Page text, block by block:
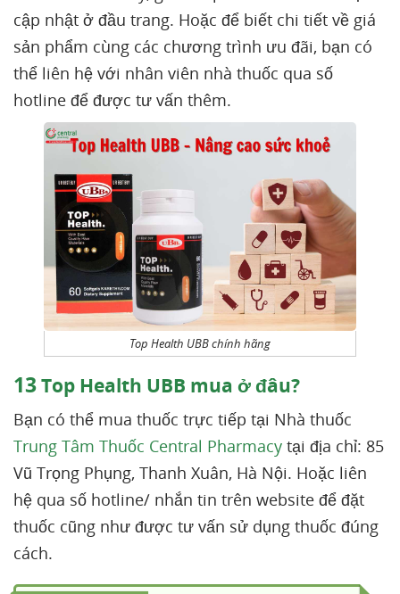
cập nhật ở đầu trang. Hoặc để biết chi tiết về giá
sản phẩm cùng các chương trình ưu đãi, bạn có
thể liên hệ với nhân viên nhà thuốc qua số
hotline để được tư vấn thêm.
Top Health UBB chính hãng
13Top Health UBB mua ở đâu?
Bạn có thể mua thuốc trực tiếp tại Nhà thuốc
Trung Tâm Thuốc Central Pharmacy tại địa chỉ: 85
Vũ Trọng Phụng, Thanh Xuân, Hà Nội. Hoặc liên
hệ qua số hotline/ nhắn tin trên website để đặt
thuốc cũng như được tư vấn sử dụng thuốc đúng
cách.